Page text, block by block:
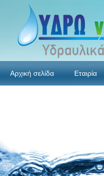
Αρχική σελίδα Εταιρία